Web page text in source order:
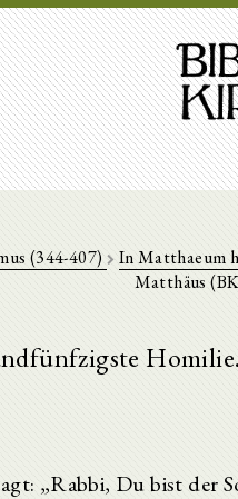
(344-407) In Matthaeum
Matthäus
„Rabbi, Du bist der